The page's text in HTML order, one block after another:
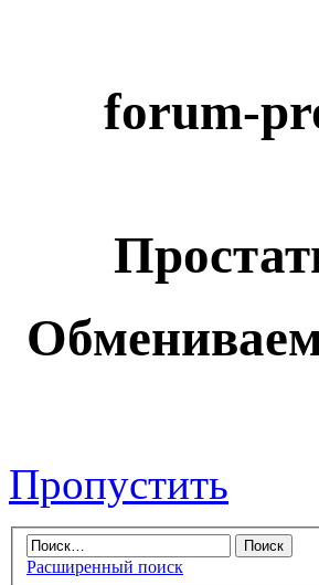
forum-
Пропустить
Расширенный поиск